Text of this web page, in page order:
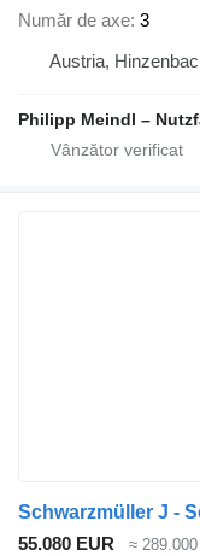
Număr de axe 3
Austria,
Philipp Meindl –
Schwarzmüller J -
55.080 EUR
≈